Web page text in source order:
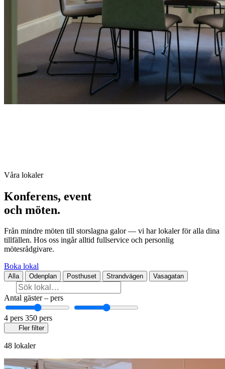
Våra lokaler
Konferens, event
och möten.
Från mindre möten till storslagna galor — vi har lokaler för alla dina
tillfällen. Hos oss ingår alltid fullservice och personlig
mötesrådgivare.
Boka lokal
Alla Odenplan Posthuset Strandvägen Vasagatan
Antal gäster– pers
4 pers 350 pers
Fler filter
48 lokaler